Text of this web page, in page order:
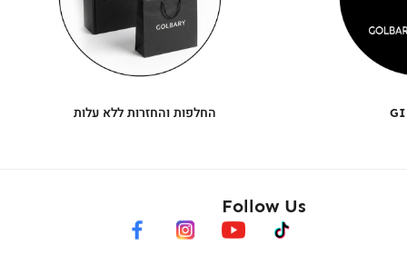
החלפות והחזרות ללא עלות
Follow Us
facebook instagram youtube tiktok